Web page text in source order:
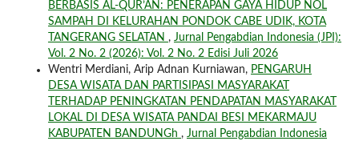
BERBASIS AL-QUR’AN: PENERAPAN GAYA HIDUP NOL
SAMPAH DI KELURAHAN PONDOK CABE UDIK, KOTA
TANGERANG SELATAN , Jurnal Pengabdian Indonesia (JPI):
Vol. 2 No. 2 (2026): Vol. 2 No. 2 Edisi Juli 2026
Wentri Merdiani, Arip Adnan Kurniawan, PENGARUH
DESA WISATA DAN PARTISIPASI MASYARAKAT
TERHADAP PENINGKATAN PENDAPATAN MASYARAKAT
LOKAL DI DESA WISATA PANDAI BESI MEKARMAJU
KABUPATEN BANDUNGh , Jurnal Pengabdian Indonesia